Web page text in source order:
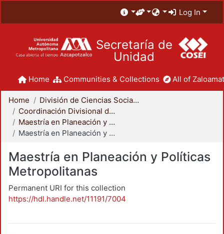
Log In
Secretaría de
Unidad
Home Communities & Collections All of
Home
División de Ciencias Sociales y Humanidades
Coordinación Divisional de Posgrado
Maestría en Planeación y Políticas Metropolitanas
Maestría en Planeación y Políticas Metropolitanas
Maestría en Planeación y Políticas
Metropolitanas
Permanent URI for this collection
https://hdl.handle.net/11191/7004